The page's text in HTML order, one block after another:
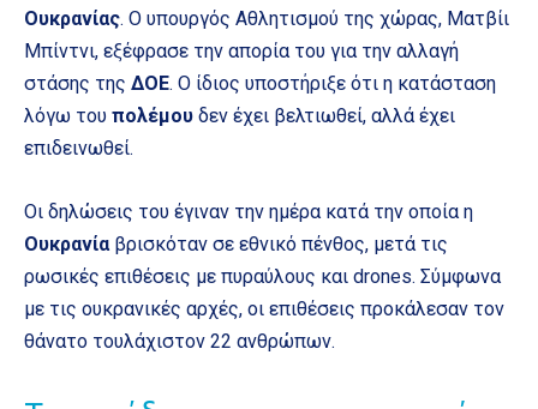
Ουκρανίας. Ο υπουργός Αθλητισμού της χώρας, Ματβίι
Μπίντνι, εξέφρασε την απορία του για την αλλαγή
στάσης της ΔΟΕ. Ο ίδιος υποστήριξε ότι η κατάσταση
λόγω του πολέμου δεν έχει βελτιωθεί, αλλά έχει
επιδεινωθεί.
Οι δηλώσεις του έγιναν την ημέρα κατά την οποία η
Ουκρανίαβρισκόταν σε εθνικό πένθος, μετά τις
ρωσικές επιθέσεις με πυραύλους και drones. Σύμφωνα
με τις ουκρανικές αρχές, οι επιθέσεις προκάλεσαν τον
θάνατο τουλάχιστον 22 ανθρώπων.